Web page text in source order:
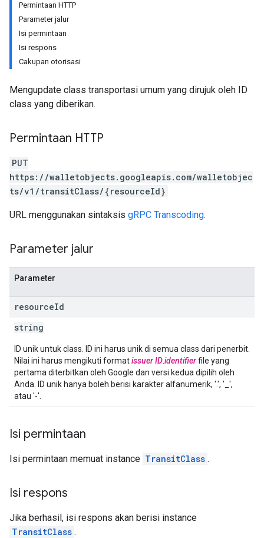
Permintaan HTTP
Parameter jalur
Isi permintaan
Isi respons
Cakupan otorisasi
Mengupdate class transportasi umum yang dirujuk oleh ID
class yang diberikan.
Permintaan HTTP
PUT
https://walletobjects.googleapis.com/walletobjec
ts/v1/transitClass/{resourceId}
URL menggunakan sintaksis gRPC Transcoding.
Parameter jalur
Parameter
resourceId
string
ID unik untuk class. ID ini harus unik di semua class dari penerbit.
Nilai ini harus mengikuti formatissuer IDidentifierfile yang
pertama diterbitkan oleh Google dan versi kedua dipilih oleh
Anda. ID unik hanya boleh berisi karakter alfanumerik, '.', '_',
atau '-'.
Isi permintaan
Isi permintaan memuat instance TransitClass .
Isi respons
Jika berhasil, isi respons akan berisi instance
TransitClass .